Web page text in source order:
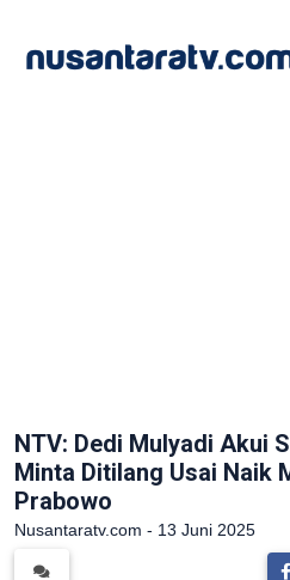
NTV: Dedi Mulyadi Akui
Minta Ditilang Usai Naik
Prabowo
Nusantaratv.com - 13 Juni 2025